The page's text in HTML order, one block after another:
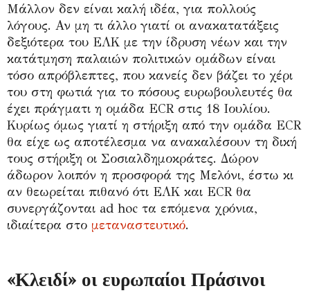
Μάλλον δεν είναι καλή ιδέα, για πολλούς
λόγους. Αν μη τι άλλο γιατί οι ανακατατάξεις
δεξιότερα του ΕΛΚ με την ίδρυση νέων και την
κατάτμηση παλαιών πολιτικών ομάδων είναι
τόσο απρόβλεπτες, που κανείς δεν βάζει το χέρι
του στη φωτιά για το πόσους ευρωβουλευτές θα
έχει πράγματι η ομάδα ECR στις 18 Ιουλίου.
Κυρίως όμως γιατί η στήριξη από την ομάδα ECR
θα είχε ως αποτέλεσμα να ανακαλέσουν τη δική
τους στήριξη οι Σοσιαλδημοκράτες. Δώρον
άδωρον λοιπόν η προσφορά της Μελόνι, έστω κι
αν θεωρείται πιθανό ότι ΕΛΚ και ECR θα
συνεργάζονται ad hoc τα επόμενα χρόνια,
ιδιαίτερα στο μεταναστευτικό.
«Κλειδί» οι ευρωπαίοι Πράσινοι